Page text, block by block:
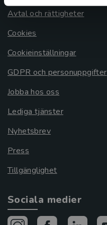
Avtal och rättigheter
Cookies
Cookieinställningar
GDPR och personuppgifter
Jobba hos oss
Lediga tjänster
Nyhetsbrev
Press
Tillgänglighet
Sociala medier